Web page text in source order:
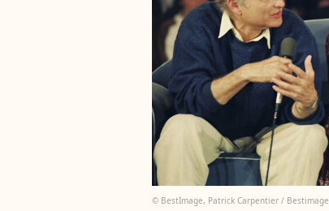
© BestImage, Patrick Carpentier / Bestimage